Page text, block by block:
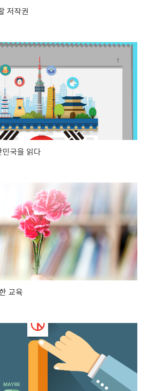
저작권
국을 읽다
교육